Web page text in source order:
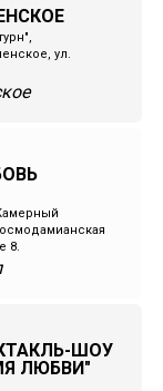
ул.
8.
ШОУ
ЛЮБВИ"